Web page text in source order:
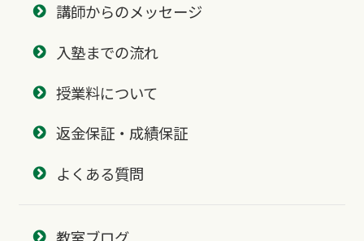
講師からのメッセージ
入塾までの流れ
授業料について
返金保証・成績保証
よくある質問
教室ブログ